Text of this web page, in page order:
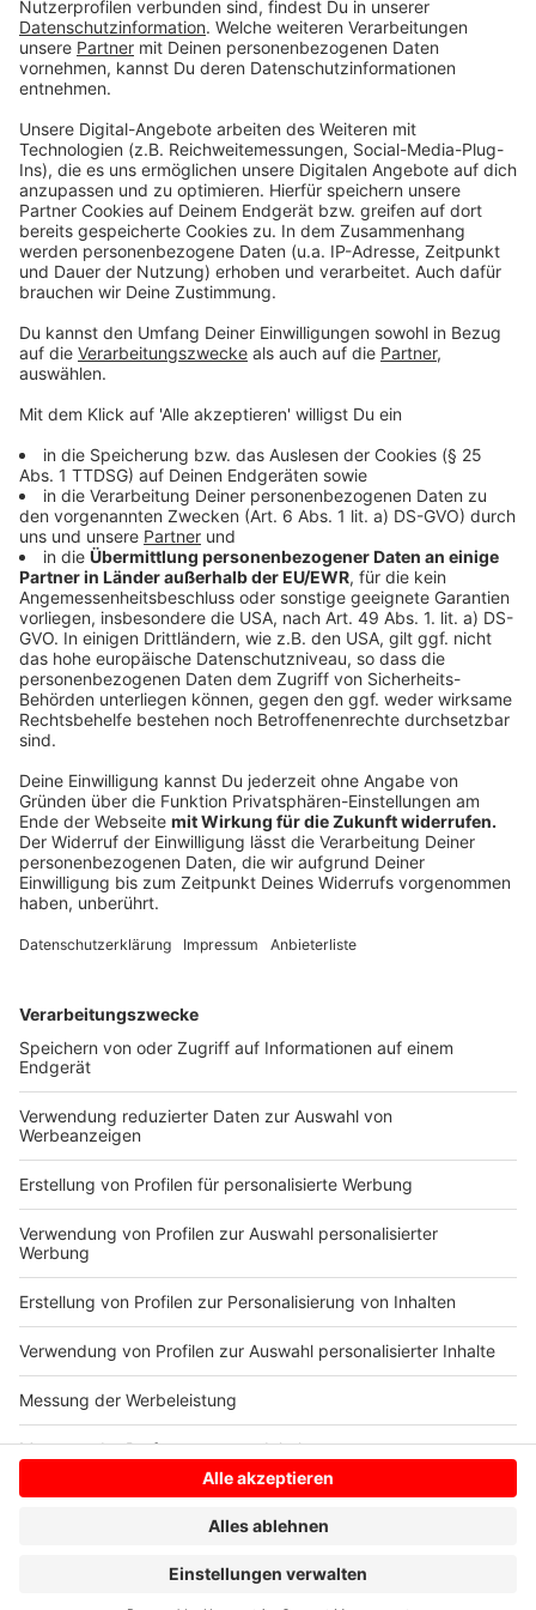
Ratsbeschluss vom 23.08.23:
Anzeige
Restmüllbehälter: Aktueller Sachstand
In der Ratssitzung am Mittwoch, 23.08.2023, wurde
über den aktuellen Sachstand zum Thema
Restmüllbehälter informiert und beraten. Die
Ratsmitglieder haben zudem eine Änderung der
Satzung beschlossen.
Der Rat der Stadt Gronau hat folgende Beschlüsse
gefasst:
Der Rat der Stadt Gronau (Westf.) beschließt den
Erlass der 2. Änderungssatzung zur Satzung über die
Abfallentsorgung in der Stadt Gronau (West.) vom
14.05.2021 in der Fassung der 1. Änderungssatzung
vom 22.06.2023 in der beantragten und vorgetragenen
Fassung mit Wirkung vom 01. Januar 2024.
Die Änderung bezieht sich auf folgende Punkte:
⦁ Das Mindestbehältervolumen von 10 Liter pro
Person und Woche wird auf 7,5 Liter pro Person pro
Woche bei Haushalten ab 4 Personen reduziert.
⦁ Es werden 60-Liter-Restmülltonnen zur Verfügung
gestellt.
Die Verwaltung wurde zudem beauftragt, eine
Gebührenkalkulation zu entwickeln, die einen
degressiven Maßstab berücksichtigt.
Außerdem wurde die Verwaltung beauftragt, an die
Informationen und einer modellhaften Darstellung der
Abfallgebühren auf der Grundlage der Zahlen aus 2023
zu senden.
(Quelle: Stadt Gronau)
Anzeige
Anzeige